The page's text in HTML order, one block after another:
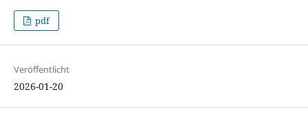
pdf
Veröffentlicht
2026-01-20